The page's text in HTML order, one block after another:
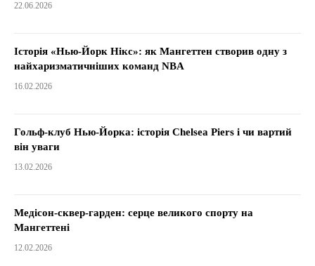
22.06.2026
Історія «Нью-Йорк Нікс»: як Мангеттен створив одну з
найхаризматичніших команд NBA
16.02.2026
Гольф-клуб Нью-Йорка: історія Chelsea Piers і чи вартий
він уваги
13.02.2026
Медісон-сквер-гарден: серце великого спорту на
Мангеттені
12.02.2026